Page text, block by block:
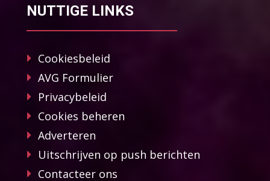
NUTTIGE LINKS
Cookiesbeleid
AVG Formulier
Privacybeleid
Cookies beheren
Adverteren
Uitschrijven op push berichten
Contacteer ons